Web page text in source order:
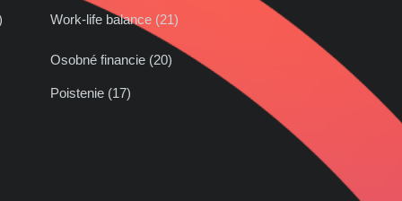
Work-life balance (21)
Osobné financie (20)
Poistenie (17)